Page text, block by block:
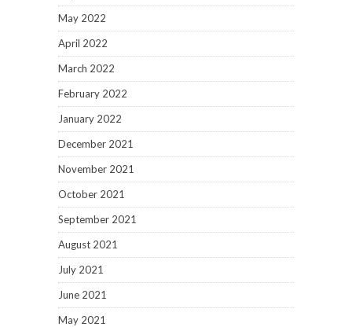
May 2022
April 2022
March 2022
February 2022
January 2022
December 2021
November 2021
October 2021
September 2021
August 2021
July 2021
June 2021
May 2021